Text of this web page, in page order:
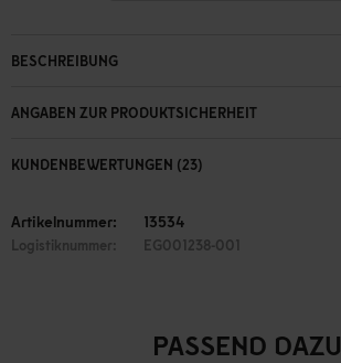
BESCHREIBUNG
ANGABEN ZUR PRODUKTSICHERHEIT
KUNDENBEWERTUNGEN (23)
Artikelnummer: 13534
Logistiknummer: EG001238-001
PASSEND DAZU